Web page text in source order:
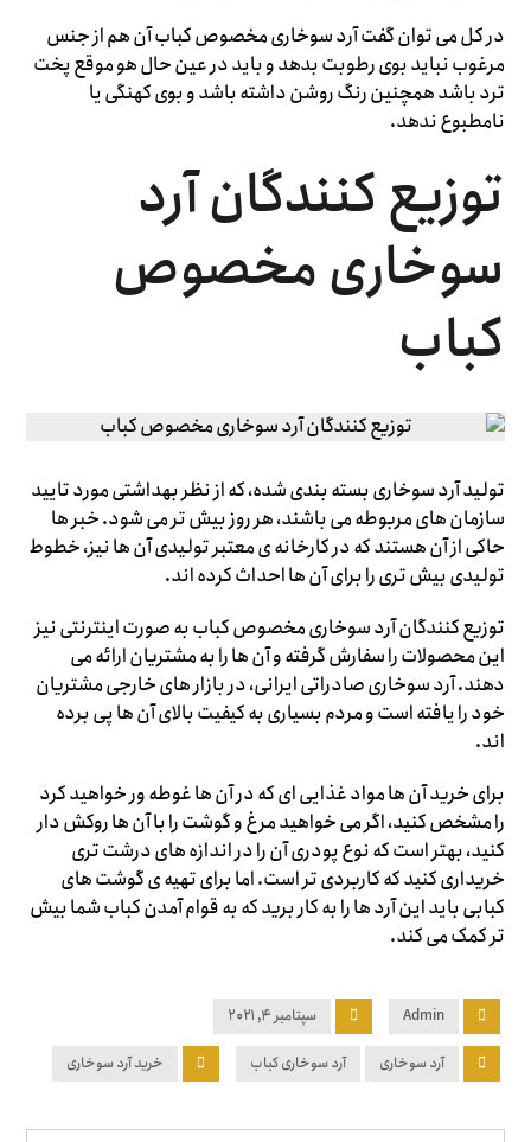
در کل می توان گفت آرد سوخاری مخصوص کباب آن هم از جنس
مرغوب نباید بوی رطوبت بدهد و باید در عین حال هو موقع پخت
ترد باشد همچنین رنگ روشن داشته باشد و بوی کهنگی یا
نامطبوع ندهد.
توزیع کنندگان آرد
سوخاری مخصوص
کباب
تولید آرد سوخاری بسته بندی شده، که از نظر بهداشتی مورد تایید
سازمان های مربوطه می باشند، هر روز بیش تر می شود. خبر ها
حاکی از آن هستند که در کارخانه ی معتبر تولیدی آن ها نیز، خطوط
تولیدی بیش تری را برای آن ها احداث کرده اند.
توزیع کنندگان آرد سوخاری مخصوص کباب به صورت اینترنتی نیز
این محصولات را سفارش گرفته و آن ها را به مشتریان ارائه می
دهند. آرد سوخاری صادراتی ایرانی، در بازار های خارجی مشتریان
خود را یافته است و مردم بسیاری به کیفیت بالای آن ها پی برده
اند.
برای خرید آن ها مواد غذایی ای که در آن ها غوطه ور خواهید کرد
را مشخص کنید، اگر می خواهید مرغ و گوشت را با آن ها روکش دار
کنید، بهتر است که نوع پودری آن را در اندازه های درشت تری
خریداری کنید که کاربردی تر است. اما برای تهیه ی گوشت های
کبابی باید این آرد ها را به کار برید که به قوام آمدن کباب شما بیش
تر کمک می کند.
Admin سپتامبر ۴, ۲۰۲۱
آرد سوخاری آرد سوخاری کباب خرید آرد سوخاری